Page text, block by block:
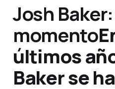
Josh
momento
últimos
Baker se ha